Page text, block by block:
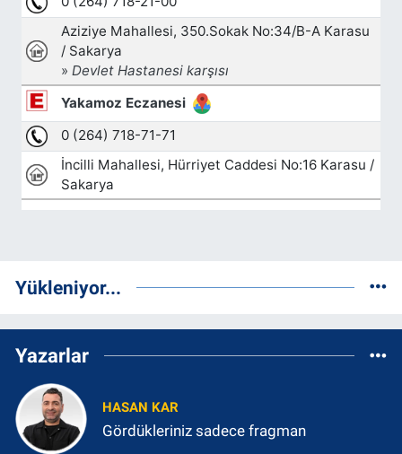
Yükleniyor...
Yazarlar
HASAN KAR
Gördükleriniz sadece fragman